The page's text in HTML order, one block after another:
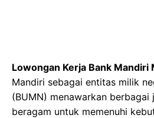
Lowongan Kerja Bank Mandiri
Mandiri sebagai entitas milik
(BUMN) menawarkan berbagai
beragam untuk memenuhi